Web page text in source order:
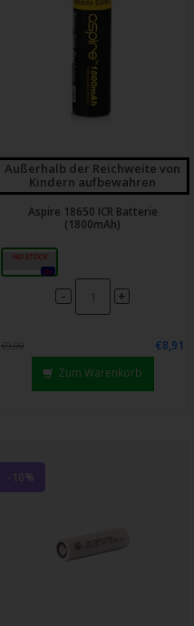
Außerhalb der Reichweite von
Kindern aufbewahren
Aspire 18650 ICR Batterie
(1800mAh)
1800mAh
0x
- +
€9,90
€8,91
Zum Warenkorb
-10%